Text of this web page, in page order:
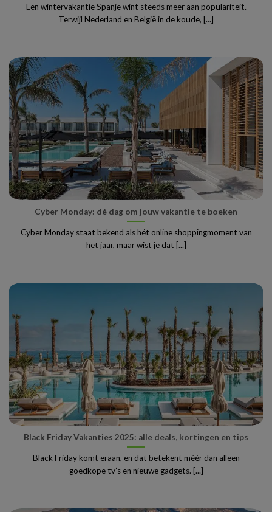
Een wintervakantie Spanje wint steeds meer aan populariteit.
Terwijl Nederland en België in de koude, [...]
Cyber Monday: dé dag om jouw vakantie te boeken
Cyber Monday staat bekend als hét online shoppingmoment van
het jaar, maar wist je dat [...]
Black Friday Vakanties 2025: alle deals, kortingen en tips
Black Friday komt eraan, en dat betekent méér dan alleen
goedkope tv’s en nieuwe gadgets. [...]